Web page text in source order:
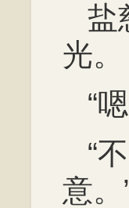
盐
光。
“
“
意。